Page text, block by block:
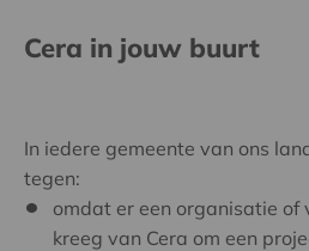
Cera in jouw buurt
In iedere gemeente van ons
tegen:
omdat er een organisatie of
kreeg van Cera om een